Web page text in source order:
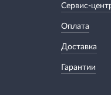
Сервис-
Оплата
Доставка
Гарантии